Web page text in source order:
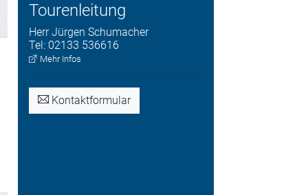
Tourenleitung
Herr Jürgen Schumacher
Tel: 02133 536616
Mehr Infos
Kontaktformular